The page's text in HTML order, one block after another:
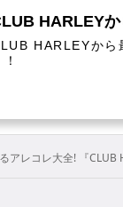
アレコレ大全! 『CLUB
HARLEY
HARLEYから